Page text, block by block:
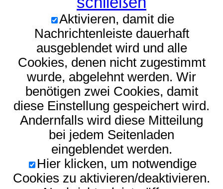
Aktivieren, damit die
Nachrichtenleiste dauerhaft
ausgeblendet wird und alle
Cookies, denen nicht zugestimmt
wurde, abgelehnt werden. Wir
benötigen zwei Cookies, damit
diese Einstellung gespeichert wird.
Andernfalls wird diese Mitteilung
bei jedem Seitenladen
eingeblendet werden.
Hier klicken, um notwendige
Cookies zu aktivieren/deaktivieren.